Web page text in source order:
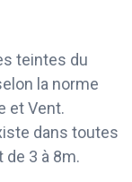
teintes du
la norme
et Vent.
dans toutes
de 3 à 8m.